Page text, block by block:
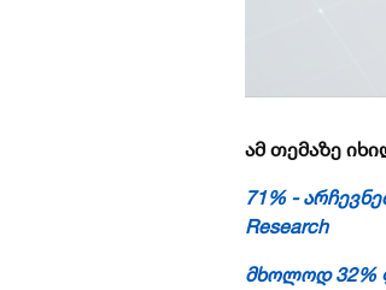
ამ თემაზე
71% -
Research
მხოლოდ 32%